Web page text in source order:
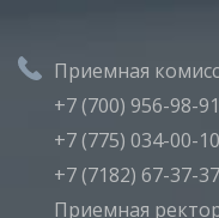
Приемная
+7 (700) 956-98-91
+7 (775) 034-00-10
+7 (7182) 67-37-37
Приемная